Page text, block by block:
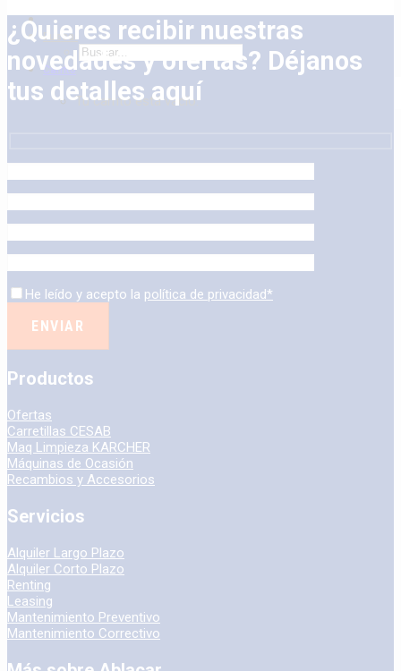
Buscar
Carrito
Tu carrito está vacío.
¿Quieres recibir nuestras
novedades y ofertas? Déjanos
tus detalles aquí
He leído y acepto la política de privacidad*
Productos
Ofertas
Carretillas CESAB
Maq Limpieza KARCHER
Máquinas de Ocasión
Recambios y Accesorios
Servicios
Alquiler Largo Plazo
Alquiler Corto Plazo
Renting
Leasing
Mantenimiento Preventivo
Mantenimiento Correctivo